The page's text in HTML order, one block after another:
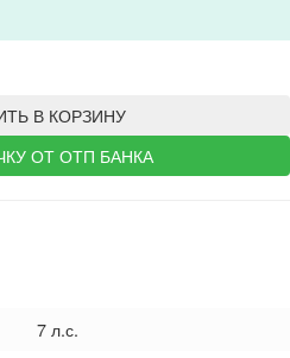
В КОРЗИНУ
ОТ ОТП БАНКА
7 л.с.